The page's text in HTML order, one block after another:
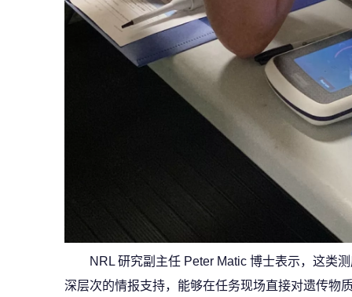
NRL 研究副主任 Peter Matic 博士表示，这类
深层次的情报支持，能够在任务现场直接对遗传物